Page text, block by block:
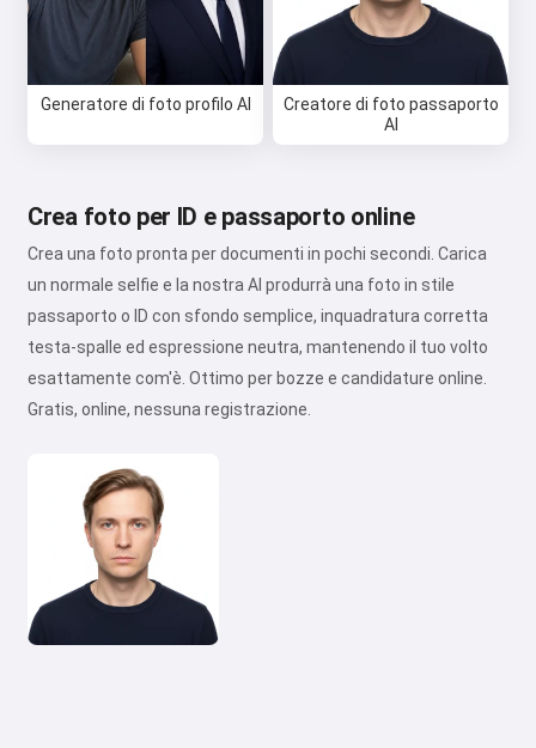
Generatore di foto profilo AI
Creatore di foto passaporto
AI
Crea foto per ID e passaporto online
Crea una foto pronta per documenti in pochi secondi. Carica
un normale selfie e la nostra AI produrrà una foto in stile
passaporto o ID con sfondo semplice, inquadratura corretta
testa-spalle ed espressione neutra, mantenendo il tuo volto
esattamente com'è. Ottimo per bozze e candidature online.
Gratis, online, nessuna registrazione.